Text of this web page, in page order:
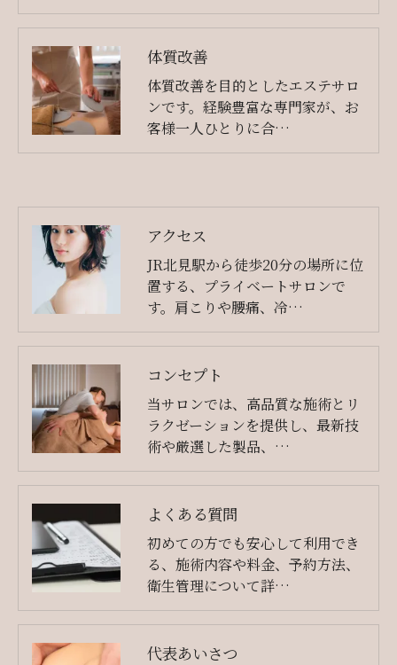
体質改善
体質改善を目的としたエステサロ
ンです。経験豊富な専門家が、お
客様一人ひとりに合…
アクセス
JR北見駅から徒歩20分の場所に位
置する、プライベートサロンで
す。肩こりや腰痛、冷…
コンセプト
当サロンでは、高品質な施術とリ
ラクゼーションを提供し、最新技
術や厳選した製品、…
よくある質問
初めての方でも安心して利用でき
る、施術内容や料金、予約方法、
衛生管理について詳…
代表あいさつ